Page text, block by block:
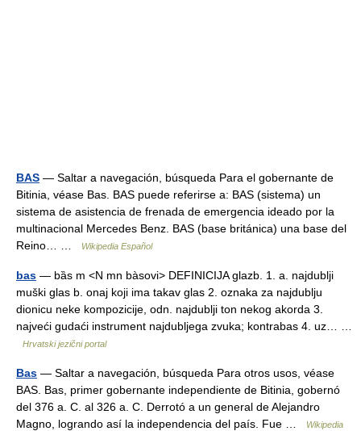
BAS — Saltar a navegación, búsqueda Para el gobernante de
Bitinia, véase Bas. BAS puede referirse a: BAS (sistema) un
sistema de asistencia de frenada de emergencia ideado por la
multinacional Mercedes Benz. BAS (base británica) una base del
Reino… …
Wikipedia Español
bas — bȁs m <N mn bàsovi> DEFINICIJA glazb. 1. a. najdublji
muški glas b. onaj koji ima takav glas 2. oznaka za najdublju
dionicu neke kompozicije, odn. najdublji ton nekog akorda 3.
najveći gudaći instrument najdubljega zvuka; kontrabas 4. uz… …
Hrvatski jezični portal
Bas — Saltar a navegación, búsqueda Para otros usos, véase
BAS. Bas, primer gobernante independiente de Bitinia, gobernó
del 376 a. C. al 326 a. C. Derrotó a un general de Alejandro
Magno, logrando así la independencia del país. Fue …
Wikipedia